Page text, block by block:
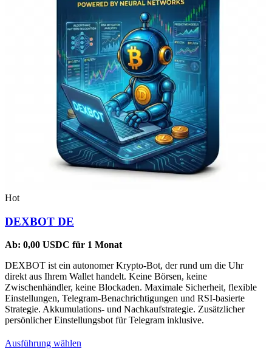
Hot
DEXBOT DE
Ab: 0,00 USDC für 1 Monat
DEXBOT ist ein autonomer Krypto-Bot, der rund um die Uhr
direkt aus Ihrem Wallet handelt. Keine Börsen, keine
Zwischenhändler, keine Blockaden. Maximale Sicherheit, flexible
Einstellungen, Telegram-Benachrichtigungen und RSI-basierte
Strategie. Akkumulations- und Nachkaufstrategie. Zusätzlicher
persönlicher Einstellungsbot für Telegram inklusive.
Ausführung wählen